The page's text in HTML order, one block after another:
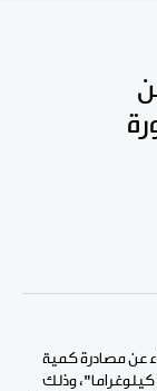
عن مصادرة كمية
"قياسية" من الكوكايين، بلغ وزنها الإجمالي "970.6 كيلوغراما"، وذلك